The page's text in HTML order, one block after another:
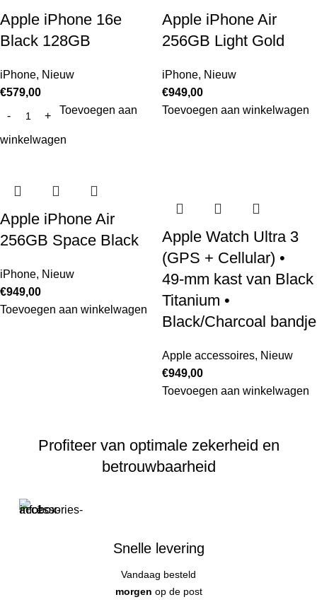
Apple iPhone 16e
Black 128GB
iPhone, Nieuw
€579,00
Toevoegen aan
winkelwagen
Apple iPhone Air
256GB Light Gold
iPhone, Nieuw
€949,00
Toevoegen aan winkelwagen
Apple iPhone Air
256GB Space Black
iPhone, Nieuw
€949,00
Toevoegen aan winkelwagen
Apple Watch Ultra 3
(GPS + Cellular) •
49‑mm kast van Black
Titanium •
Black/Charcoal bandje
Apple accessoires, Nieuw
€949,00
Toevoegen aan winkelwagen
Profiteer van optimale zekerheid en
betrouwbaarheid
Snelle levering
Vandaag besteld
morgen op de post